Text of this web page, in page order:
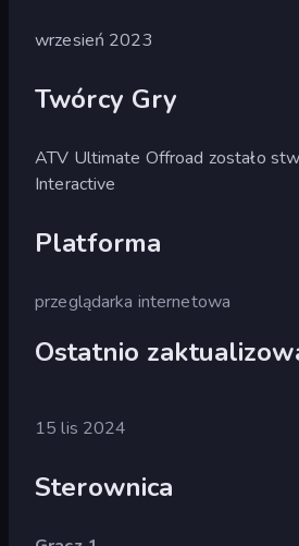
wrzesień 2023
Twórcy Gry
ATV Ultimate Offroad zostało
Interactive
Platforma
przeglądarka internetowa
Ostatnio
15 lis 2024
Sterownica